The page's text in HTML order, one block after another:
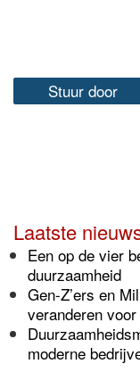
Stuur door
Laatste
Een op de vier
duurzaamheid
Gen-Z’ers en
veranderen
moderne